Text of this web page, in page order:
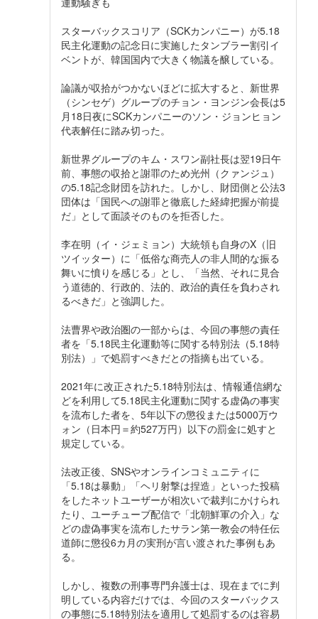
スターバックスコリア（SCKカンパニー）が5.18
民主化運動の記念日に実施したタンブラー割引イ
ベントが、韓国国内で大きく物議を醸している。
論議が収拾がつかないほどに拡大すると、新世界
（シンセゲ）グループのチョン・ヨンジン会長は5
月18日夜にSCKカンパニーのソン・ジョンヒョン
代表解任に踏み切った。
新世界グループのキム・スワン副社長は翌19日午
前、事態の収拾と謝罪のため光州（クァンジュ）
の5.18記念財団を訪れた。しかし、財団側と公法3
団体は「国民への謝罪と徹底した経緯把握が前提
だ」として面談そのものを拒否した。
李在明（イ・ジェミョン）大統領も自身のX（旧
ツイッター）に「低俗な商売人の非人間的な振る
舞いに憤りを感じる」とし、「当然、それに見合
う道徳的、行政的、法的、政治的責任を負わされ
るべきだ」と強調した。
法曹界や政治圏の一部からは、今回の事態の責任
者を「5.18民主化運動等に関する特別法（5.18特
別法）」で処罰すべきだとの指摘も出ている。
2021年に改正された5.18特別法は、情報通信網な
どを利用して5.18民主化運動に関する虚偽の事実
を流布した者を、5年以下の懲役または5000万ウ
ォン（日本円＝約527万円）以下の罰金に処すと
規定している。
法改正後、SNSやオンラインコミュニティに
「5.18は暴動」「ヘリ射撃は捏造」といった投稿
をしたネットユーザーが相次いで裁判にかけられ
たり、ユーチューブ配信で「北朝鮮軍の介入」な
どの虚偽事実を流布したサラン第一教会の特任伝
道師に懲役6カ月の実刑が言い渡された事例もあ
る。
しかし、複数の刑事専門弁護士は、現在までに判
明している内容だけでは、今回のスターバックス
の事態に5.18特別法を適用して処罰するのは容易